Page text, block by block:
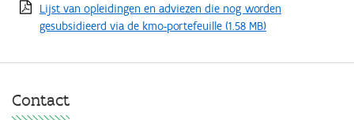
Lijst van opleidingen en adviezen die nog worden
gesubsidieerd via de kmo-portefeuille (1.58 MB)
Contact